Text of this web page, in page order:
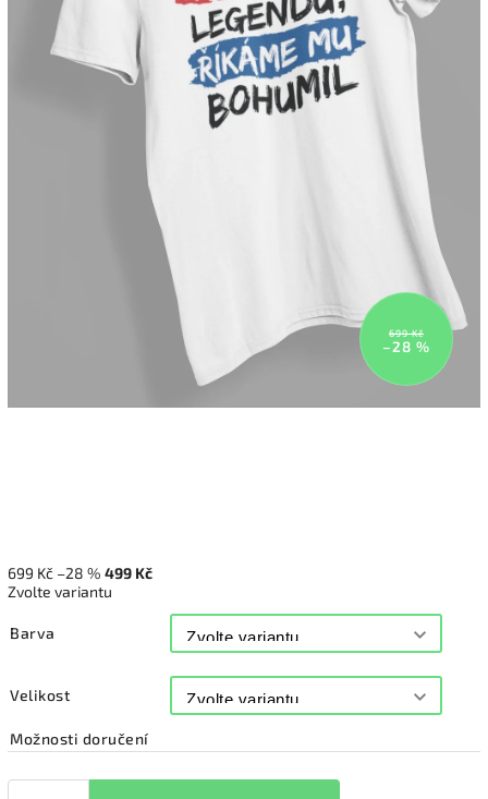
699 Kč
–28 %
699 Kč –28 % 499 Kč
Zvolte variantu
Barva
Velikost
Možnosti doručení